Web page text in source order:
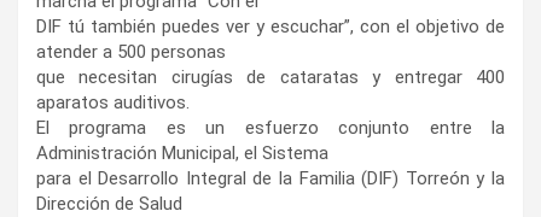
DIF tú también puedes ver y escuchar”, con el objetivo de
atender a 500 personas
que necesitan cirugías de cataratas y entregar 400
aparatos auditivos.
El programa es un esfuerzo conjunto entre la
Administración Municipal, el Sistema
para el Desarrollo Integral de la Familia (DIF) Torreón y la
Dirección de Salud